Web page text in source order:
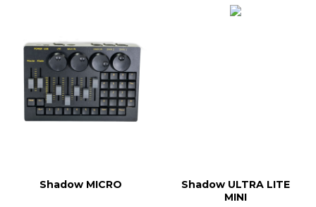
Shadow MICRO
Shadow ULTRA LITE
MINI